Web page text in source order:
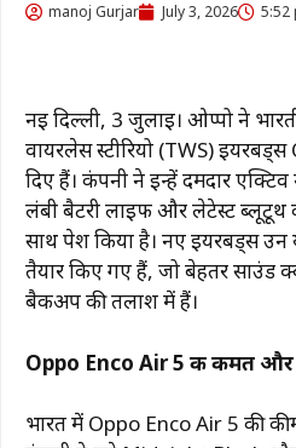
manoj Gurjar July 3, 2026 5:52
नई दिल्ली, 3 जुलाई। ओप्पो ने
वायरलेस स्टीरियो (TWS)
दिए हैं। कंपनी ने इन्हें दमदार
लंबी बैटरी लाइफ और लेटेस्ट ब्लूटूथ
साथ पेश किया है। नए ईयरबड्स उन
तैयार किए गए हैं, जो बेहतर साउंड
बैकअप की तलाश में हैं।
Oppo Enco Air 5 की कीमत
भारत में Oppo Enco Air 5 की